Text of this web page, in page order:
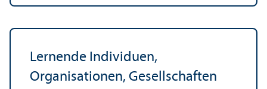
Lernende Individuen,
Organisationen, Gesellschaften